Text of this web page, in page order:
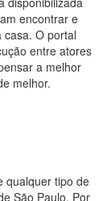
encontrar e
casa. O portal
entre atores
a melhor
melhor.
qualquer tipo de
São Paulo. Por